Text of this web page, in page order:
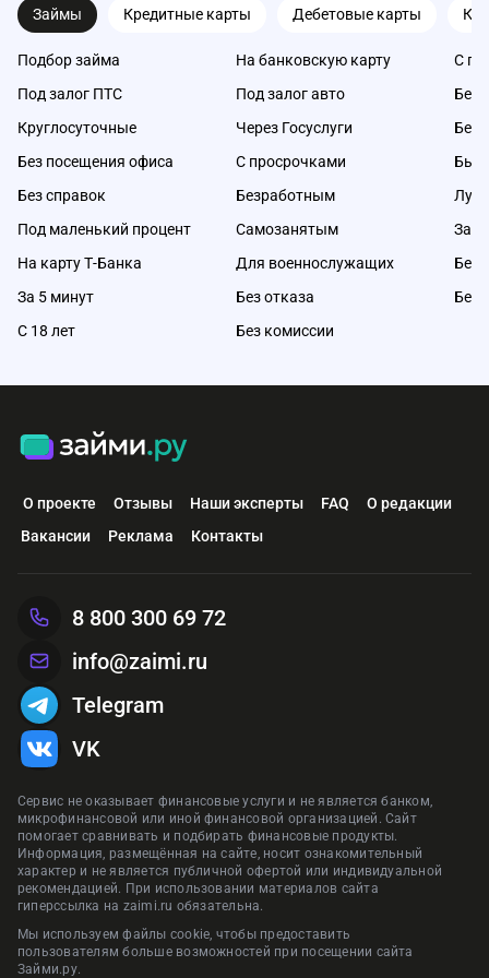
Займы Кредитные карты Дебетовые карты
Подбор займа
Под залог ПТС
Круглосуточные
Без посещения офиса
Без справок
Под маленький процент
На карту Т-Банка
За 5 минут
С 18 лет
На банковскую карту
Под залог авто
Через Госуслуги
С просрочками
Безработным
Самозанятым
Для военнослужащих
Без отказа
Без комиссии
С
Без
Без
Без
Без
О проекте Отзывы Наши эксперты FAQ
О редакции
Вакансии
Реклама Контакты
Сервис не оказывает финансовые услуги и не является банком,
микрофинансовой или иной финансовой организацией. Сайт
помогает сравнивать и подбирать финансовые продукты.
Информация, размещённая на сайте, носит ознакомительный
характер и не является публичной офертой или индивидуальной
рекомендацией. При использовании материалов сайта
гиперссылка на zaimi.ru обязательна.
Мы используем файлы cookie, чтобы предоставить
пользователям больше возможностей при посещении сайта
Займи.ру.
8 800 300 69 72
info@zaimi.ru
Telegram
VK